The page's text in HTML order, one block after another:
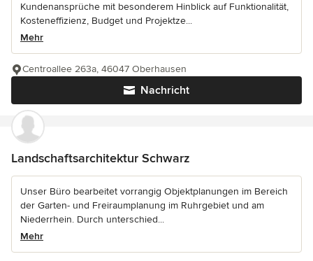
Kundenansprüche mit besonderem Hinblick auf Funktionalität,
Kosteneffizienz, Budget und Projektze...
Mehr
Nachricht
Centroallee 263a, 46047 Oberhausen
Landschaftsarchitektur Schwarz
Unser Büro bearbeitet vorrangig Objektplanungen im Bereich
der Garten- und Freiraumplanung im Ruhrgebiet und am
Niederrhein. Durch unterschied...
Mehr